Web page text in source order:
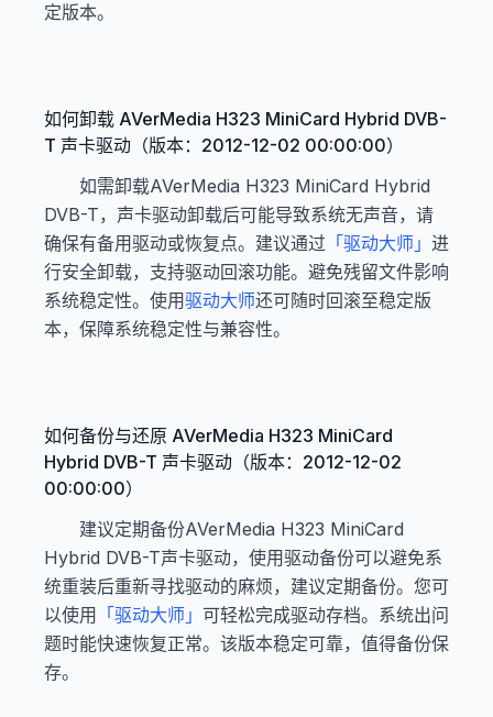
定版本。
如何卸载 AVerMedia H323 MiniCard Hybrid DVB-
T 声卡驱动（版本：2012-12-02 00:00:00）
如需卸载AVerMedia H323 MiniCard Hybrid
DVB-T，声卡驱动卸载后可能导致系统无声音，请
确保有备用驱动或恢复点。建议通过 「驱动大师」 进
行安全卸载，支持驱动回滚功能。避免残留文件影响
系统稳定性。使用驱动大师还可随时回滚至稳定版
本，保障系统稳定性与兼容性。
如何备份与还原 AVerMedia H323 MiniCard
Hybrid DVB-T 声卡驱动（版本：2012-12-02
00:00:00）
建议定期备份AVerMedia H323 MiniCard
Hybrid DVB-T声卡驱动，使用驱动备份可以避免系
统重装后重新寻找驱动的麻烦，建议定期备份。您可
以使用
「驱动大师」 可轻松完成驱动存档。系统出问
题时能快速恢复正常。该版本稳定可靠，值得备份保
存。